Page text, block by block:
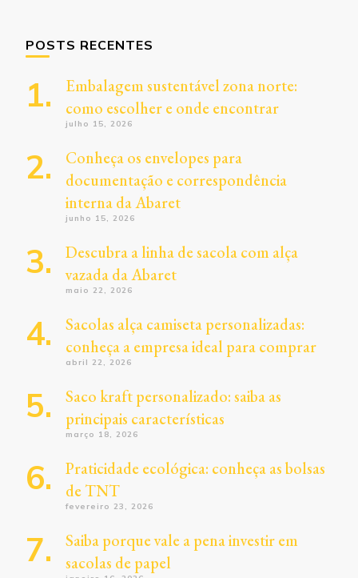
POSTS RECENTES
Embalagem sustentável zona norte:
como escolher e onde encontrar
julho 15, 2026
Conheça os envelopes para
documentação e correspondência
interna da Abaret
junho 15, 2026
Descubra a linha de sacola com alça
vazada da Abaret
maio 22, 2026
Sacolas alça camiseta personalizadas:
conheça a empresa ideal para comprar
abril 22, 2026
Saco kraft personalizado: saiba as
principais características
março 18, 2026
Praticidade ecológica: conheça as bolsas
de TNT
fevereiro 23, 2026
Saiba porque vale a pena investir em
sacolas de papel